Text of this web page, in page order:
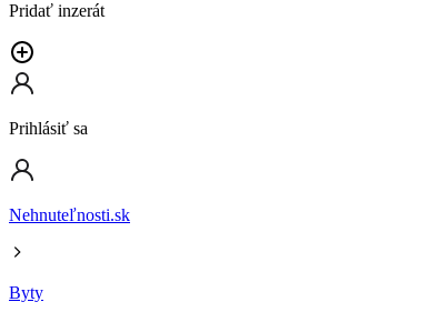
Pridať inzerát
Prihlásiť sa
Nehnuteľnosti.sk
Byty